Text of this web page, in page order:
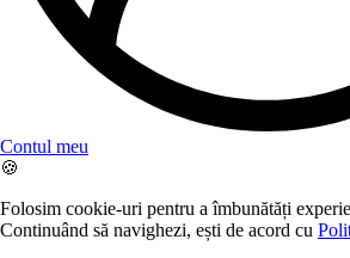
Contul meu
🍪
Folosim cookie-uri pentru a îmbunătăți
Continuând să navighezi, ești de acord cu